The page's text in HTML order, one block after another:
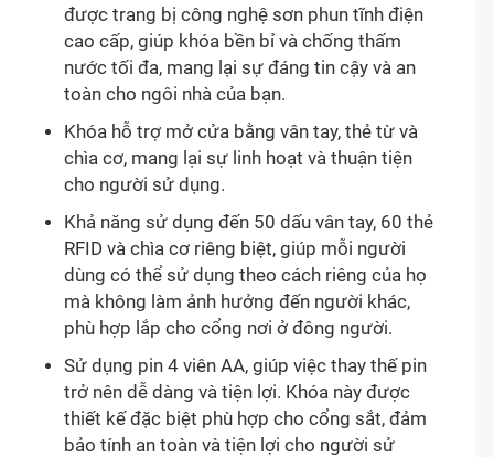
được trang bị công nghệ sơn phun tĩnh điện
cao cấp, giúp khóa bền bỉ và chống thấm
nước tối đa, mang lại sự đáng tin cậy và an
toàn cho ngôi nhà của bạn.
Khóa hỗ trợ mở cửa bằng vân tay, thẻ từ và
chìa cơ, mang lại sự linh hoạt và thuận tiện
cho người sử dụng.
Khả năng sử dụng đến 50 dấu vân tay, 60 thẻ
RFID và chìa cơ riêng biệt, giúp mỗi người
dùng có thể sử dụng theo cách riêng của họ
mà không làm ảnh hưởng đến người khác,
phù hợp lắp cho cổng nơi ở đông người.
Sử dụng pin 4 viên AA, giúp việc thay thế pin
trở nên dễ dàng và tiện lợi. Khóa này được
thiết kế đặc biệt phù hợp cho cổng sắt, đảm
bảo tính an toàn và tiện lợi cho người sử